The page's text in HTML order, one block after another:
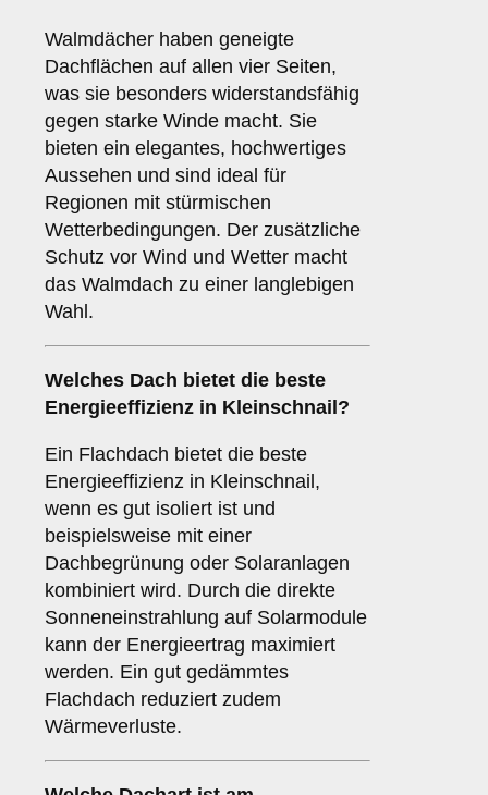
Walmdächer haben geneigte
Dachflächen auf allen vier Seiten,
was sie besonders widerstandsfähig
gegen starke Winde macht. Sie
bieten ein elegantes, hochwertiges
Aussehen und sind ideal für
Regionen mit stürmischen
Wetterbedingungen. Der zusätzliche
Schutz vor Wind und Wetter macht
das Walmdach zu einer langlebigen
Wahl.
Welches Dach bietet die beste
Energieeffizienz in Kleinschnail?
Ein Flachdach bietet die beste
Energieeffizienz in Kleinschnail,
wenn es gut isoliert ist und
beispielsweise mit einer
Dachbegrünung oder Solaranlagen
kombiniert wird. Durch die direkte
Sonneneinstrahlung auf Solarmodule
kann der Energieertrag maximiert
werden. Ein gut gedämmtes
Flachdach reduziert zudem
Wärmeverluste.